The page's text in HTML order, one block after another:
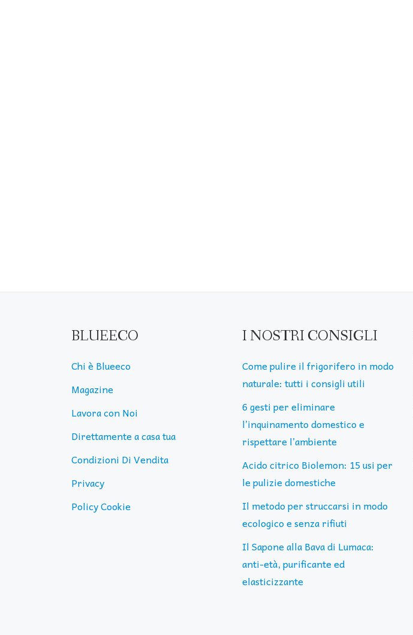
BLUEECO
Chi è Blueeco
Magazine
Lavora con Noi
Direttamente a casa tua
Condizioni Di Vendita
Privacy
Policy Cookie
I NOSTRI CONSIGLI
Come pulire il frigorifero in modo
naturale: tutti i consigli utili
6 gesti per eliminare
l’inquinamento domestico e
rispettare l’ambiente
Acido citrico Biolemon: 15 usi per
le pulizie domestiche
Il metodo per struccarsi in modo
ecologico e senza rifiuti
Il Sapone alla Bava di Lumaca:
anti-età, purificante ed
elasticizzante